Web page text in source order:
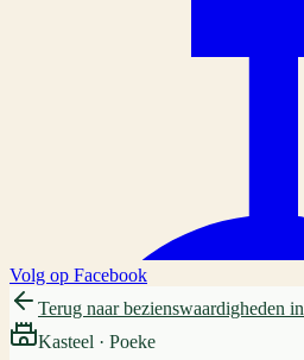
Volg op Facebook
Terug naar bezienswaardigheden in
Kasteel · Poeke